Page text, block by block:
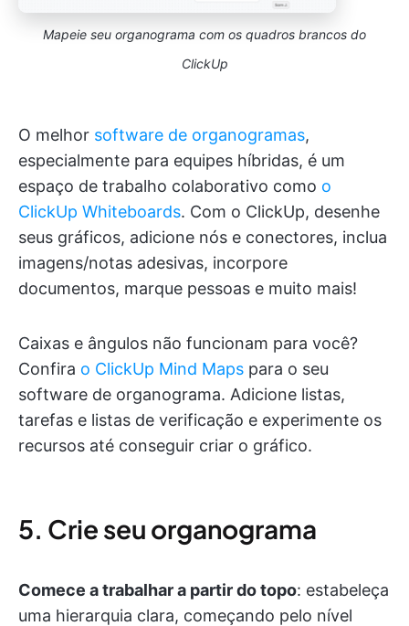
Mapeie seu organograma com os quadros brancos do
ClickUp
O melhor software de organogramas,
especialmente para equipes híbridas, é um
espaço de trabalho colaborativo como o
ClickUp Whiteboards. Com o ClickUp, desenhe
seus gráficos, adicione nós e conectores, inclua
imagens/notas adesivas, incorpore
documentos, marque pessoas e muito mais!
Caixas e ângulos não funcionam para você?
Confira o ClickUp Mind Maps para o seu
software de organograma. Adicione listas,
tarefas e listas de verificação e experimente os
recursos até conseguir criar o gráfico.
5. Crie seu organograma
Comece a trabalhar a partir do topo: estabeleça
uma hierarquia clara, começando pelo nível